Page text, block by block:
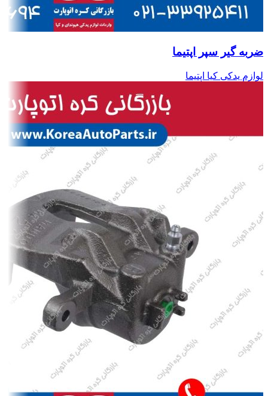
ضربه گیر سپر اپتیما
لوازم یدکی کیا اپتیما